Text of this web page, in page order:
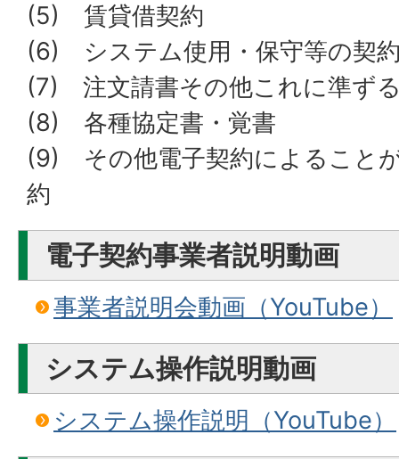
(5) 賃貸借契約
(6) システム使用・保守等の契
(7) 注文請書その他これに準ず
(8) 各種協定書・覚書
(9) その他電子契約によること
約
電子契約事業者説明動画
事業者説明会動画（YouTube）
システム操作説明動画
システム操作説明（YouTube）